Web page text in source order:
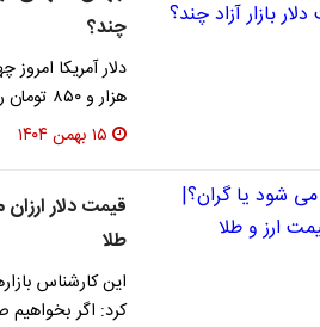
چند؟
هزار و ۸۵۰ تومان رسید. مقایسه قیمت‌ها نشان می‌دهد…
۱۵ بهمن ۱۴۰۴
قیمت دلار
طلا
این کارشناس
کرد: اگر بخواهیم